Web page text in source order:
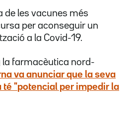
de les vacunes més
per aconseguir un
a la Covid-19.
la farmacèutica nord-
va anunciar que la seva
té "potencial per impedir la